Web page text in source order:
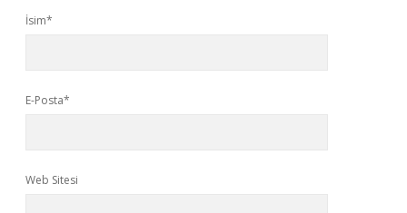
İsim*
E-Posta*
Web Sitesi